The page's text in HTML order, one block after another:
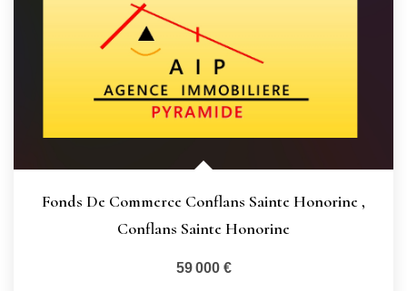
Fonds De Commerce Conflans Sainte Honorine,
Conflans Sainte Honorine
59 000 €